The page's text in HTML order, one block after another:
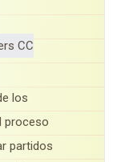
los
proceso
partidos